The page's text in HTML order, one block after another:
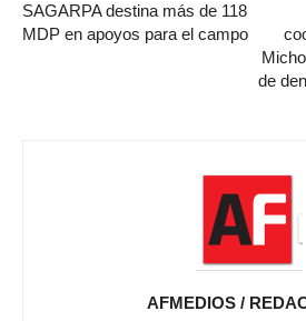
SAGARPA destina más de 118
MDP en apoyos para el campo
de
AFMEDIOS /